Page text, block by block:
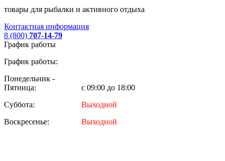
товары для рыбалки и активного отдыха
Контактная информация
8 (800) 707-14-79
График работы
График работы:
Понедельник -
Пятница:
с 09:00 до 18:00
Суббота:
Выходной
Воскресенье:
Выходной